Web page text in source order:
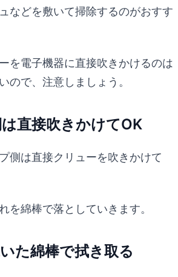
などを敷いて掃除するのがおすす
を電子機器に直接吹きかけるのは
ので、注意しましょう。
直接吹きかけてOK
側は直接クリューを吹きかけて
を綿棒で落としていきます。
た綿棒で拭き取る